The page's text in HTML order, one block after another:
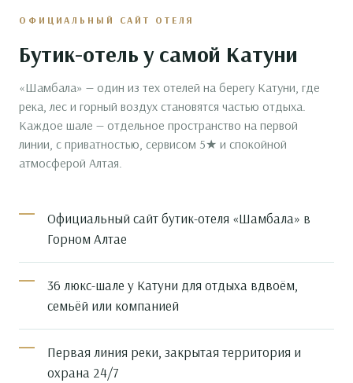
ОФИЦИАЛЬНЫЙ САЙТ ОТЕЛЯ
Бутик-отель у самой Катуни
«Шамбала» — один из тех отелей на берегу Катуни, где
река, лес и горный воздух становятся частью отдыха.
Каждое шале — отдельное пространство на первой
линии, с приватностью, сервисом 5★ и спокойной
атмосферой Алтая.
Официальный сайт бутик-отеля «Шамбала» в
Горном Алтае
36 люкс-шале у Катуни для отдыха вдвоём,
семьёй или компанией
Первая линия реки, закрытая территория и
охрана 24/7